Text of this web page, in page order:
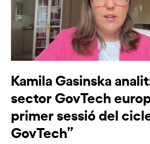
Kamila Gasinska
sector GovTech
primer sessió del
GovTech”